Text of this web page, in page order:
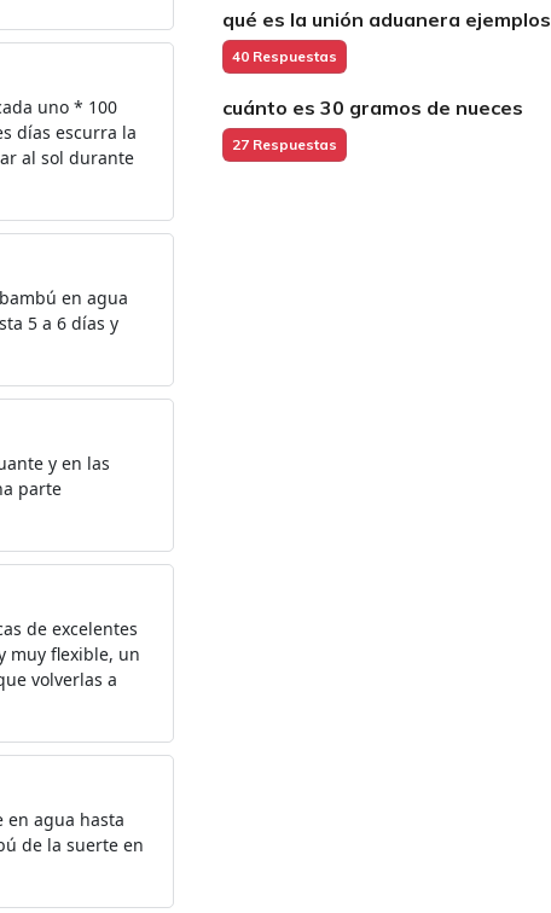
uno * 100
días escurra la
al sol durante
en agua
5 a 6 días y
y en las
parte
de excelentes
muy flexible, un
volverlas a
en agua hasta
de la suerte en
qué es la unión aduanera ejemplos
40 Respuestas
cuánto es 30 gramos de nueces
27 Respuestas